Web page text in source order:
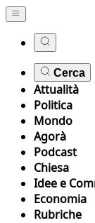
Cerca
Attualità
Politica
Mondo
Agorà
Podcast
Chiesa
Idee e
Economia
Rubriche